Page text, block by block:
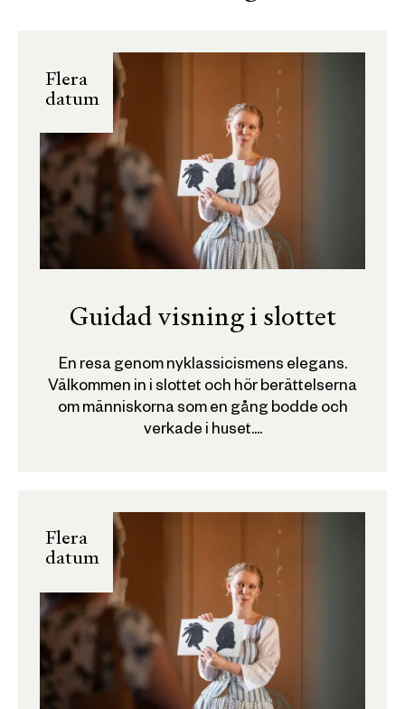
Flera
datum
Guidad visning i slottet
En resa genom nyklassicismens elegans.
Välkommen in i slottet och hör berättelserna
om människorna som en gång bodde och
verkade i huset....
Flera
datum